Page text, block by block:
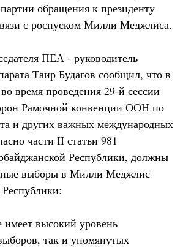
обращения к президенту
с роспуском Милли Меджлиса.
ПЕА - руководитель
Таир Будагов сообщил, что в
время проведения 29-й сессии
Рамочной конвенции ООН по
и других важных международных
части II статьи 981
Республики, должны
выборы в Милли Меджлис
имеет высокий уровень
так и упомянутых